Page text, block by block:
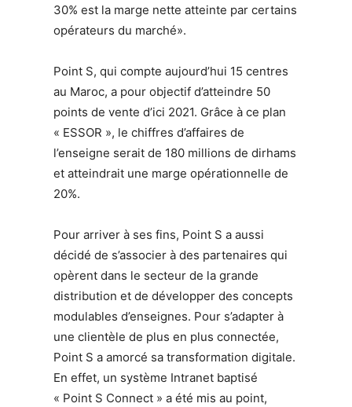
30% est la marge nette atteinte par certains
opérateurs du marché».
Point S, qui compte aujourd’hui 15 centres
au Maroc, a pour objectif d’atteindre 50
points de vente d’ici 2021. Grâce à ce plan
« ESSOR », le chiffres d’affaires de
l’enseigne serait de 180 millions de dirhams
et atteindrait une marge opérationnelle de
20%.
Pour arriver à ses fins, Point S a aussi
décidé de s’associer à des partenaires qui
opèrent dans le secteur de la grande
distribution et de développer des concepts
modulables d’enseignes. Pour s’adapter à
une clientèle de plus en plus connectée,
Point S a amorcé sa transformation digitale.
En effet, un système Intranet baptisé
« Point S Connect » a été mis au point,